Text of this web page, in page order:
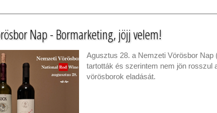
Nap - Bormarketing, jöjj velem!
Agusztus 28. a Nemzeti Vörösbor Nap
tartották és szerintem nem jön rosszul
vörösborok eladását.